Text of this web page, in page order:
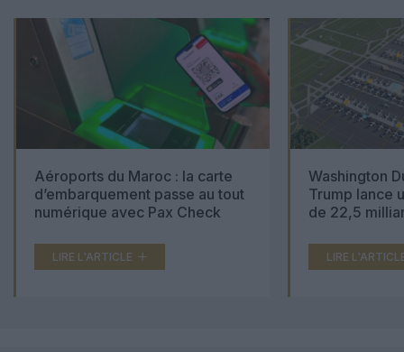
Aéroports du Maroc : la carte
d’embarquement passe au tout
numérique avec Pax Check
LIRE L'ARTICLE
Washington
Trump lance
de 22,5
LIRE